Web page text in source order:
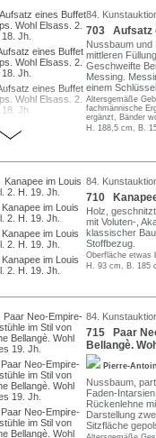
84.
703 Aufsatz
Nussbaum und
mittleren
Geschweifte
Messing.
einem
Altersgemäße
fachmännische
ergänzt, Bänder
H. 188,5 cm, B.
84.
710
Holz,
mit Voluten-,
klassischer
Stoffbezug.
Oberfläche etwas
H. 93 cm, B. 185
84.
715 Paar
Bellangè.
Pierre-
Nussbaum,
Faden-
Rückenlehne
Darstellung
Sitzfläche